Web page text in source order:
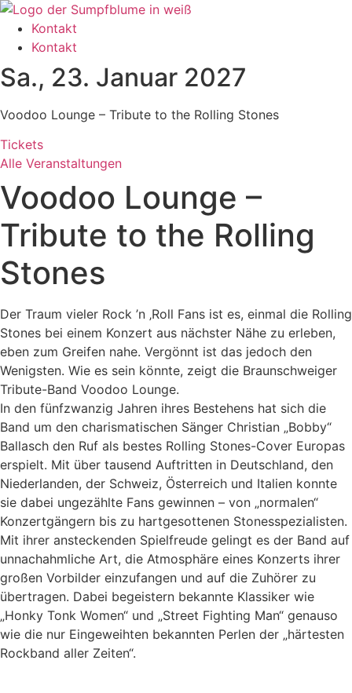
Zum
Inhalt
wechseln
Kontakt
Kontakt
Sa., 23. Januar 2027
Voodoo Lounge – Tribute to the Rolling Stones
Tickets
Alle Veranstaltungen
Voodoo Lounge –
Tribute to the Rolling
Stones
Der Traum vieler Rock ’n ‚Roll Fans ist es, einmal die Rolling
Stones bei einem Konzert aus nächster Nähe zu erleben,
eben zum Greifen nahe. Vergönnt ist das jedoch den
Wenigsten. Wie es sein könnte, zeigt die Braunschweiger
Tribute-Band Voodoo Lounge.
In den fünfzwanzig Jahren ihres Bestehens hat sich die
Band um den charismatischen Sänger Christian „Bobby“
Ballasch den Ruf als bestes Rolling Stones-Cover Europas
erspielt. Mit über tausend Auftritten in Deutschland, den
Niederlanden, der Schweiz, Österreich und Italien konnte
sie dabei ungezählte Fans gewinnen – von „normalen“
Konzertgängern bis zu hartgesottenen Stonesspezialisten.
Mit ihrer ansteckenden Spielfreude gelingt es der Band auf
unnachahmliche Art, die Atmosphäre eines Konzerts ihrer
großen Vorbilder einzufangen und auf die Zuhörer zu
übertragen. Dabei begeistern bekannte Klassiker wie
„Honky Tonk Women“ und „Street Fighting Man“ genauso
wie die nur Eingeweihten bekannten Perlen der „härtesten
Rockband aller Zeiten“.